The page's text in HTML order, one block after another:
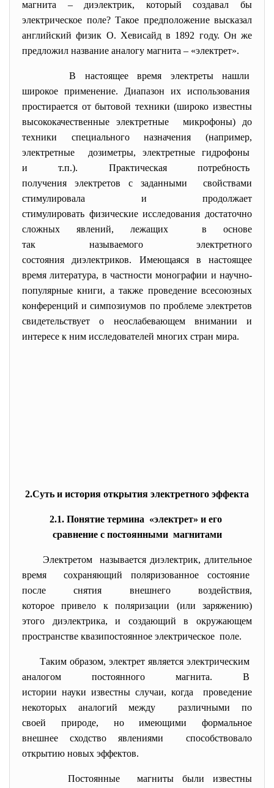
магнита – диэлектрик, который создавал бы
электрическое поле? Такое предположение высказал
английский физик О. Хевисайд в 1892 году. Он же
предложил название аналогу магнита – «электрет».
В настоящее время электретынашли
широкое применение. Диапазон их использования
простирается от бытовой техники (широко известны
высококачественные электретные микрофоны) до
техники специального назначения (например,
электретные дозиметры, электретные гидрофоны
и т.п.). Практическая потребность
получения электретов с заданными свойствами
стимулировала и продолжает
стимулировать физические исследования достаточно
сложных явлений, лежащих в основе
так называемого электретного
состояния диэлектриков. Имеющаяся в настоящее
время литература, в частности монографии и научно-
популярные книги, а также проведение всесоюзных
конференций и симпозиумов по проблеме электретов
свидетельствует о неослабевающем внимании и
интересе к ним исследователей многих стран мира.
2.Суть и история открытия электретного эффекта
2.1. Понятие термина «электрет» и его
сравнение с постоянными магнитами
Электретом называется диэлектрик, длительное
время сохраняющий поляризованное состояние
после снятия внешнего воздействия,
которое привело к поляризации (или заряжению)
этого диэлектрика, и создающий в окружающем
пространстве квазипостоянное электрическое поле.
Таким образом, электрет является электрическим
аналогом постоянного магнита. В
истории науки известны случаи, когда проведение
некоторых аналогий между различными по
своей природе, но имеющими формальное
внешнее сходство явлениями способствовало
открытию новых эффектов.
Постоянные магниты были известны